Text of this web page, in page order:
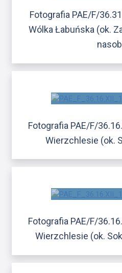
Fotografia PAE/F/
Wólka Łabuńska (ok.
Fotografia PAE/F/
Wierzchlesie (ok.
Fotografia PAE/F/
Wierzchlesie (ok.